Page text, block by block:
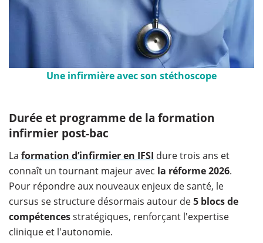
Une infirmière avec son stéthoscope
Durée et programme de la formation
infirmier post-bac
La formation d’infirmier en IFSI dure trois ans et
connaît un tournant majeur avec la réforme 2026.
Pour répondre aux nouveaux enjeux de santé, le
cursus se structure désormais autour de5 blocs de
compétencesstratégiques, renforçant l'expertise
clinique et l'autonomie.